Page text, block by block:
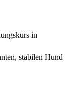
in
stabilen Hund